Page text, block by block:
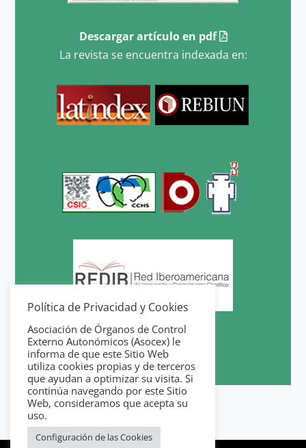
Descargar artículo en pdf
La revista se encuentra indexada en:
Política de Privacidad y Cookies
Asociación de Órganos de Control
Externo Autonómicos (Asocex) le
informa de que este Sitio Web
utiliza cookies propias y de terceros
que ayudan a optimizar su visita. Si
continúa navegando por este Sitio
Web, consideramos que acepta su
uso.
Configuración de las Cookies